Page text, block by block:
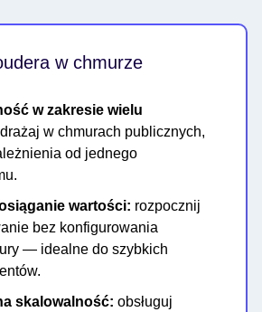
w chmurze
w zakresie wielu
w chmurach publicznych,
od jednego
wartości: rozpocznij
bez konfigurowania
— idealne do szybkich
skalowalność: obsługuj